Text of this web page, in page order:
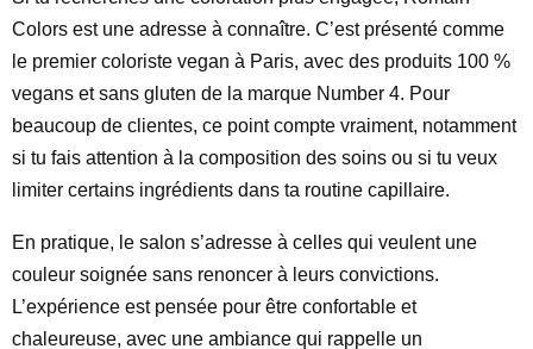
Colors est une adresse à connaître. C’est présenté comme
le premier coloriste vegan à Paris, avec des produits 100 %
vegans et sans gluten de la marque Number 4. Pour
beaucoup de clientes, ce point compte vraiment, notamment
si tu fais attention à la composition des soins ou si tu veux
limiter certains ingrédients dans ta routine capillaire.
En pratique, le salon s’adresse à celles qui veulent une
couleur soignée sans renoncer à leurs convictions.
L’expérience est pensée pour être confortable et
chaleureuse, avec une ambiance qui rappelle un